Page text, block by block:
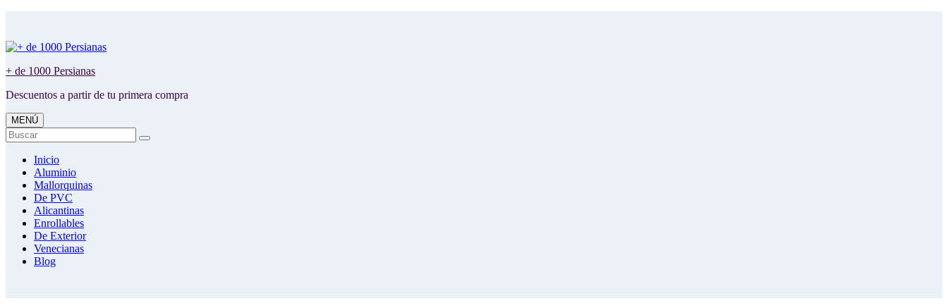
+ de 1000 Persianas
Descuentos a partir de tu primera compra
MENÚ
Buscar
Inicio
Aluminio
Mallorquinas
De PVC
Alicantinas
Enrollables
De Exterior
Venecianas
Blog